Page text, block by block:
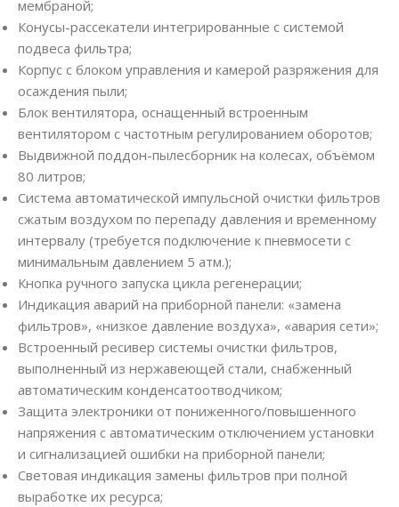
мембраной;
Конусы-рассекатели интегрированные с системой
подвеса фильтра;
Корпус с блоком управления и камерой разряжения для
осаждения пыли;
Блок вентилятора, оснащенный встроенным
вентилятором с частотным регулированием оборотов;
Выдвижной поддон-пылесборник на колесах, объёмом
80 литров;
Система автоматической импульсной очистки фильтров
сжатым воздухом по перепаду давления и временному
интервалу (требуется подключение к пневмосети с
минимальным давлением 5 атм.);
Кнопка ручного запуска цикла регенерации;
Индикация аварий на приборной панели: «замена
фильтров», «низкое давление воздуха», «авария сети»;
Встроенный ресивер системы очистки фильтров,
выполненный из нержавеющей стали, снабженный
автоматическим конденсатоотводчиком;
Защита электроники от пониженного/повышенного
напряжения с автоматическим отключением установки
и сигнализацией ошибки на приборной панели;
Световая индикация замены фильтров при полной
выработке их ресурса;